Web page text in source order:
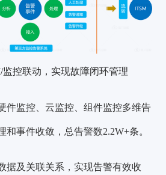
控联动，实现故障闭环管理
件监控、云监控、组件监控多维告
和事件收敛， 总告警数2.2W+条。
据及关联关系，实现告警有效收